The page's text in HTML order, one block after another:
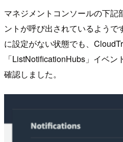
マネジメントコンソールの下
ントが呼び出されているよう
に設定がない状態でも、
「ListNotificationHubs」イベ
確認しました。